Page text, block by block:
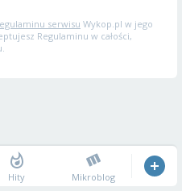
serwisu Wykop.pl w jego
Regulaminu w całości,
Hity Mikroblog